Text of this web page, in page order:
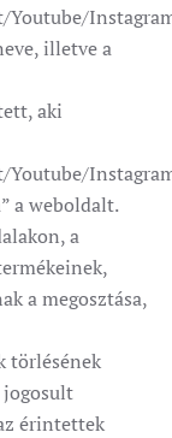
Youtube/
illetve a
aki
Youtube/
a weboldalt.
a
a megosztása,
törlésének
jogosult
érintettek